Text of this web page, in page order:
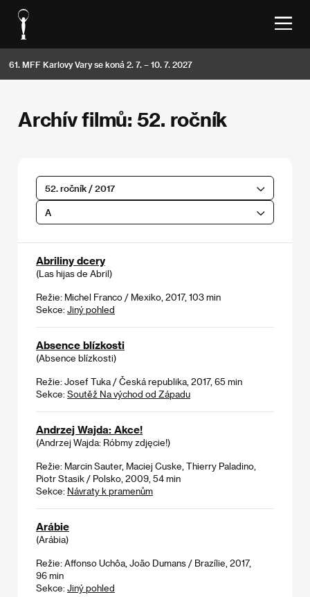
61. MFF Karlovy Vary se koná 2. 7. – 10. 7. 2027
Archív filmů: 52. ročník
52. ročník / 2017
A
Abriliny dcery
(Las hijas de Abril)
Režie: Michel Franco / Mexiko, 2017, 103 min
Sekce: Jiný pohled
Absence blízkosti
(Absence blízkosti)
Režie: Josef Tuka / Česká republika, 2017, 65 min
Sekce: Soutěž Na východ od Západu
Andrzej Wajda: Akce!
(Andrzej Wajda: Róbmy zdjęcie!)
Režie: Marcin Sauter, Maciej Cuske, Thierry Paladino,
Piotr Stasik / Polsko, 2009, 54 min
Sekce: Návraty k pramenům
Arábie
(Arábia)
Režie: Affonso Uchôa, João Dumans / Brazílie, 2017,
96 min
Sekce: Jiný pohled